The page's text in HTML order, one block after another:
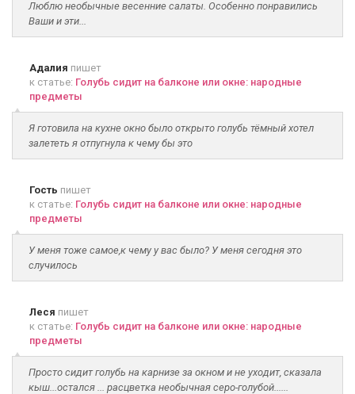
Люблю необычные весенние салаты. Особенно понравились
Ваши и эти...
Адалия пишет
к статье: Голубь сидит на балконе или окне: народные
предметы
Я готовила на кухне окно было открыто голубь тёмный хотел
залететь я отпугнула к чему бы это
Гость пишет
к статье: Голубь сидит на балконе или окне: народные
предметы
У меня тоже самое,к чему у вас было? У меня сегодня это
случилось
Леся пишет
к статье: Голубь сидит на балконе или окне: народные
предметы
Просто сидит голубь на карнизе за окном и не уходит, сказала
кыш...остался ... расцветка необычная серо-голубой......